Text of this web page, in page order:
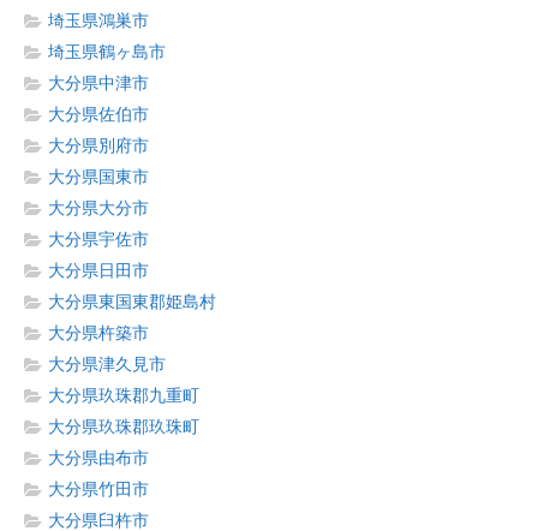
埼玉県鴻巣市
埼玉県鶴ヶ島市
大分県中津市
大分県佐伯市
大分県別府市
大分県国東市
大分県大分市
大分県宇佐市
大分県日田市
大分県東国東郡姫島村
大分県杵築市
大分県津久見市
大分県玖珠郡九重町
大分県玖珠郡玖珠町
大分県由布市
大分県竹田市
大分県臼杵市